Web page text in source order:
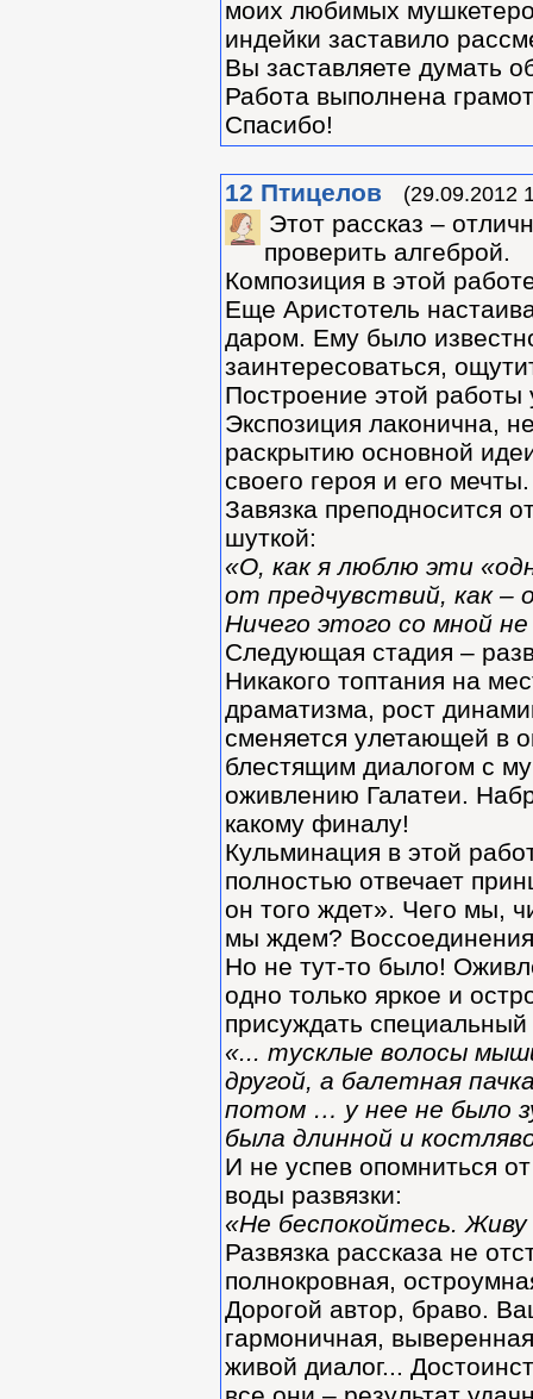
моих любимых
индейки заставило
Вы заставляете думать
Работа выполнена
Спасибо!
12 Птицелов (29.09.2012
Этот рассказ –
проверить алгеброй.
Композиция в этой
Еще Аристотель
даром. Ему было
заинтересоваться,
Построение этой работы
Экспозиция лаконична,
раскрытию основной
своего героя и его мечты.
Завязка преподносится
шуткой:
«О, как я люблю эти
от предчувствий, как
Ничего этого со мной
Следующая стадия –
Никакого топтания на
драматизма, рост
сменяется улетающей в
блестящим диалогом с
оживлению Галатеи.
какому финалу!
Кульминация в этой
полностью отвечает
он того ждет». Чего мы,
мы ждем?
Но не тут-то было!
одно только яркое и
присуждать
«... тусклые волосы
другой, а балетная
потом … у нее не было
была длинной и
И не успев опомниться
воды развязки:
«Не беспокойтесь.
Развязка рассказа не
полнокровная,
Дорогой автор, браво.
гармоничная,
живой диалог...